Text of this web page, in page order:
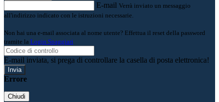
E-mail Verrà inviato un messaggio
all'indirizzo indicato con le istruzioni necessarie.
Non hai una e-mail associata al nome utente? Effettua il reset della password
tramite la Login Spaggiari
E-mail inviata, si prega di controllare la casella di posta elettronica!
Errore
Chiudi